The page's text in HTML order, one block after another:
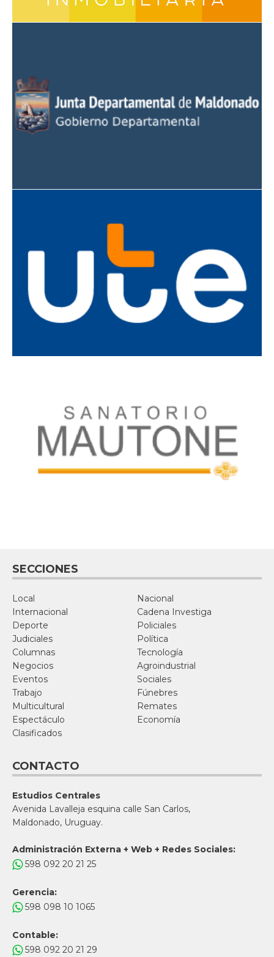
SECCIONES
Local
Nacional
Internacional
Cadena Investiga
Deporte
Policiales
Judiciales
Política
Columnas
Tecnología
Negocios
Agroindustrial
Eventos
Sociales
Trabajo
Fúnebres
Multicultural
Remates
Espectáculo
Economía
Clasificados
CONTACTO
Estudios Centrales
Avenida Lavalleja esquina calle San Carlos,
Maldonado, Uruguay.
Administración Externa + Web + Redes Sociales:
598 092 20 21 25
Gerencia:
598 098 10 1065
Contable:
598 092 20 21 29